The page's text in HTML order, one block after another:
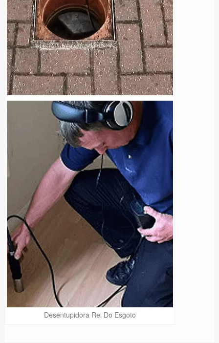
Desentupidora Rei Do EsgotoPrecisa de Ajuda?